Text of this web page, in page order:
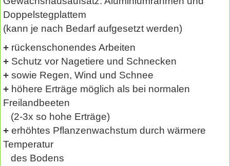
Doppelstegplattem
(kann je nach Bedarf aufgesetzt werden)
+ rückenschonendes Arbeiten
+ Schutz vor Nagetiere und Schnecken
+ sowie Regen, Wind und Schnee
+ höhere Erträge möglich als bei normalen
Freilandbeeten
(2-3x so hohe Erträge)
+ erhöhtes Pflanzenwachstum durch wärmere
Temperatur
des Bodens